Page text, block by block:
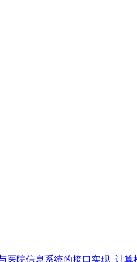
医院信息系统的接口实现_计算